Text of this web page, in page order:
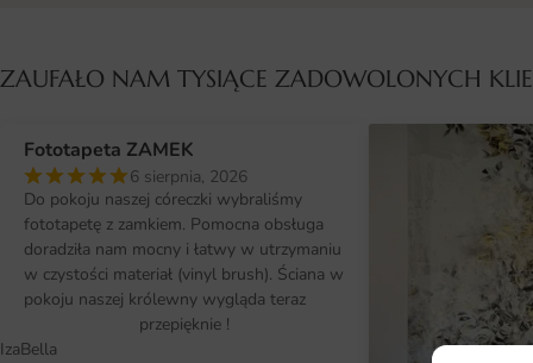
ZAUFAŁO NAM TYSIĄCE ZADOWOLONYCH
Fototapeta ZAMEK
6 sierpnia, 2026
Do pokoju naszej córeczki wybraliśmy
fototapetę z zamkiem. Pomocna obsługa
doradziła nam mocny i łatwy w utrzymaniu
w czystości materiał (vinyl brush). Ściana w
pokoju naszej królewny wygląda teraz
przepięknie !
IzaBella